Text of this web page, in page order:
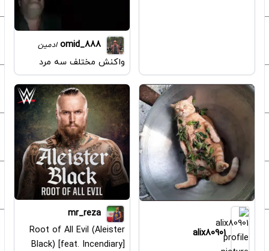
omid_888 ادمین
واکنش مختلف سه مرد
alix80901
mr_reza
Root of All Evil (Aleister
Black) [feat. Incendiary]